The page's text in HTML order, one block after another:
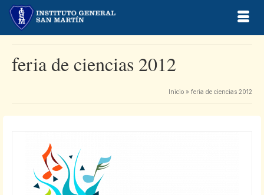
feria de ciencias 2012
Inicio » feria de ciencias 2012